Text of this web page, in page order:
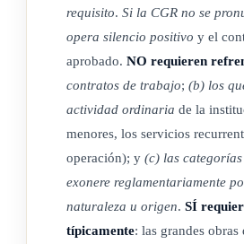
Garantía de acceso y
cumplir con sus cometidos, la
República tendrá acceso a cualquier
información, registro, documento,
declaración de los sujetos pasivos
requisito. Si la CGR no se
opera silencio positivo y el
aprobado. NO requieren
contratos de trabajo; (b) los
actividad ordinaria de la
menores, los servicios
operación); y (c) las
exonere reglamentariamente
naturaleza u origen. SÍ
típicamente: las grandes